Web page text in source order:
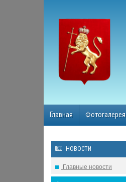
Главная Фотогалерея
НОВОСТИ
Главные новости